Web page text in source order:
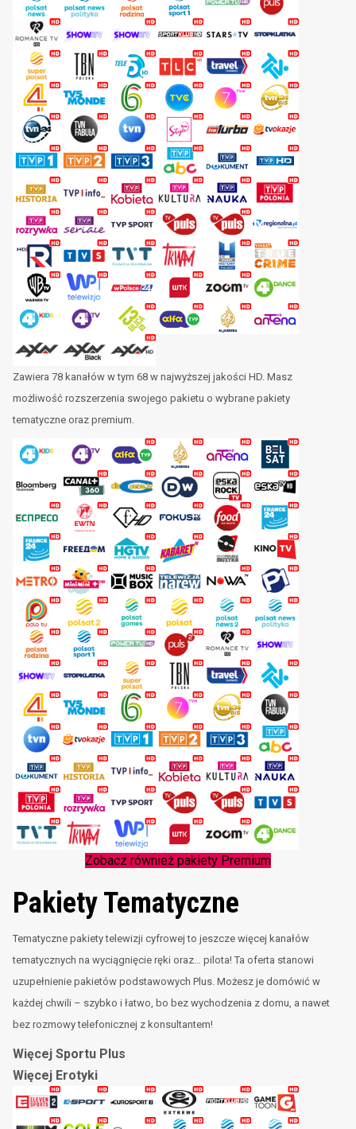
Zawiera 78 kanałów w tym 68 w najwyższej jakości HD. Masz
możliwość rozszerzenia swojego pakietu o wybrane pakiety
tematyczne oraz premium.
Zobacz również pakiety Premium
Pakiety Tematyczne
Tematyczne pakiety telewizji cyfrowej to jeszcze więcej kanałów
tematycznych na wyciągnięcie ręki oraz… pilota! Ta oferta stanowi
uzupełnienie pakietów podstawowych Plus. Możesz je domówić w
każdej chwili – szybko i łatwo, bo bez wychodzenia z domu, a nawet
bez rozmowy telefonicznej z konsultantem!
Więcej Sportu Plus
Więcej Erotyki